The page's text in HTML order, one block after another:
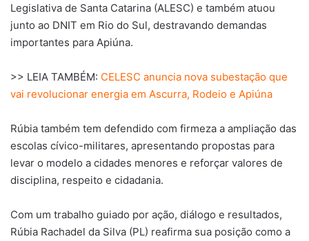
Legislativa de Santa Catarina (ALESC) e também atuou
junto ao DNIT em Rio do Sul, destravando demandas
importantes para Apiúna.
>> LEIA TAMBÉM: CELESC anuncia nova subestação que
vai revolucionar energia em Ascurra, Rodeio e Apiúna
Rúbia também tem defendido com firmeza a ampliação das
escolas cívico-militares, apresentando propostas para
levar o modelo a cidades menores e reforçar valores de
disciplina, respeito e cidadania.
Com um trabalho guiado por ação, diálogo e resultados,
Rúbia Rachadel da Silva (PL) reafirma sua posição como a